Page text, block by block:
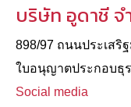
บริษัท อูดาชี จ
898/97 ถนนประเสริ
ใบอนุญาตประกอบธุร
Social media